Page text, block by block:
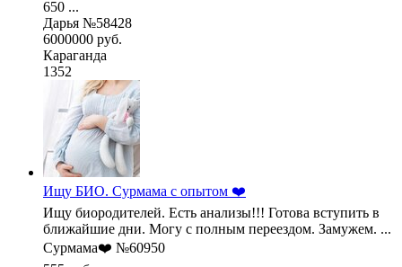
650 ...
Дарья №58428
6000000 руб.
Караганда
1352
Ищу БИО. Сурмама с опытом ❤️
Ищу биородителей. Есть анализы!!! Готова вступить в
ближайшие дни. Могу с полным переездом. Замужем. ...
Сурмама❤️ №60950